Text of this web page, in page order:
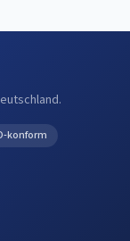
konform